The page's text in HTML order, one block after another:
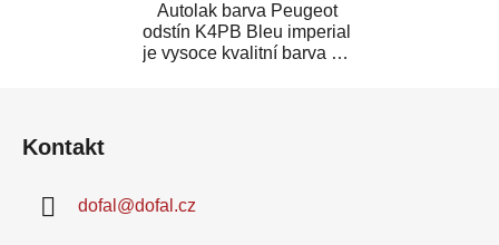
Autolak barva Peugeot
odstín K4PB Bleu imperial
je vysoce kvalitní barva na
Kontakt
dofal @dofal.cz